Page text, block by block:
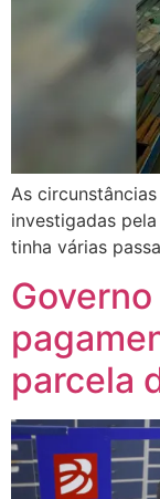
As
investigadas
tinha várias
parcela